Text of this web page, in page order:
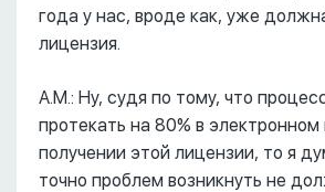
года у нас, вроде как, уже
лицензия.
А.М.: Ну, судя по тому, что
протекать на 80% в электронном
получении этой лицензии, то я
точно проблем возникнуть не